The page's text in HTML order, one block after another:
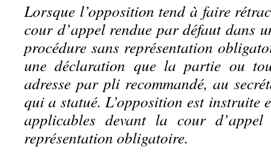
Lorsque l’opposition tend à faire
cour d’appel rendue par défaut dans
procédure sans représentation
une déclaration que la partie ou
adresse par pli recommandé, au
qui a statué. L’opposition est instruite
applicables devant la cour
représentation obligatoire.